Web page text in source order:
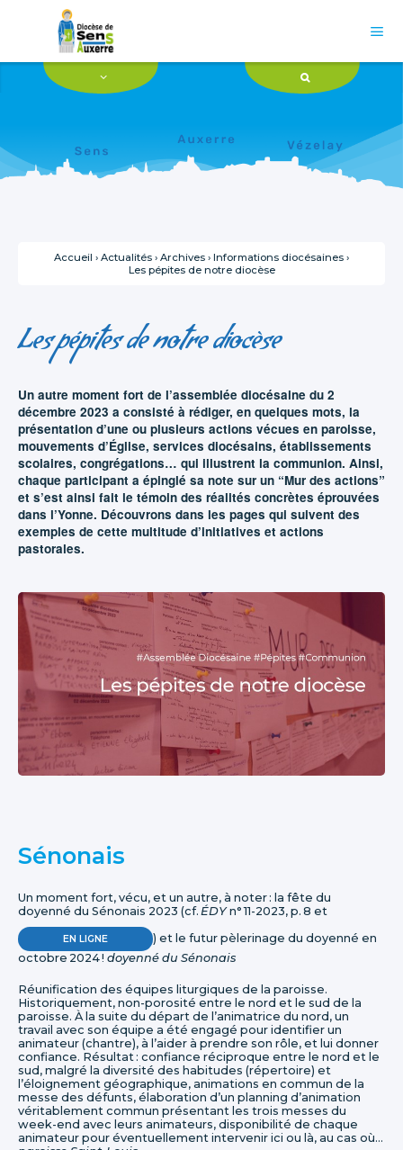
navigation

Accueil › Actualités › Archives › Informations diocésaines ›
Les pépites de notre diocèse
Les pépites de notre diocèse
Un autre moment fort de l’assemblée diocésaine du 2
décembre 2023 a consisté à rédiger, en quelques mots, la
présentation d’une ou plusieurs actions vécues en paroisse,
mouvements d’Église, services diocésains, établissements
scolaires, congrégations… qui illustrent la communion. Ainsi,
chaque participant a épinglé sa note sur un “Mur des actions”
et s’est ainsi fait le témoin des réalités concrètes éprouvées
dans l’Yonne. Découvrons dans les pages qui suivent des
exemples de cette multitude d’initiatives et actions
pastorales.
Sénonais
Un moment fort, vécu, et un autre, à noter : la fête du
doyenné du Sénonais 2023 (cf. ÉDYn° 11-2023, p. 8 et
EN LIGNE
) et le futur pèlerinage du doyenné en
octobre 2024 ! doyenné du Sénonais
Réunification des équipes liturgiques de la paroisse.
Historiquement, non-porosité entre le nord et le sud de la
paroisse. À la suite du départ de l’animatrice du nord, un
travail avec son équipe a été engagé pour identifier un
animateur (chantre), à l’aider à prendre son rôle, et lui donner
confiance. Résultat : confiance réciproque entre le nord et le
sud, malgré la diversité des habitudes (répertoire) et
l’éloignement géographique, animations en commun de la
messe des défunts, élaboration d’un planning d’animation
véritablement commun présentant les trois messes du
week-end avec leurs animateurs, disponibilité de chaque
animateur pour éventuellement intervenir ici ou là, au cas où…